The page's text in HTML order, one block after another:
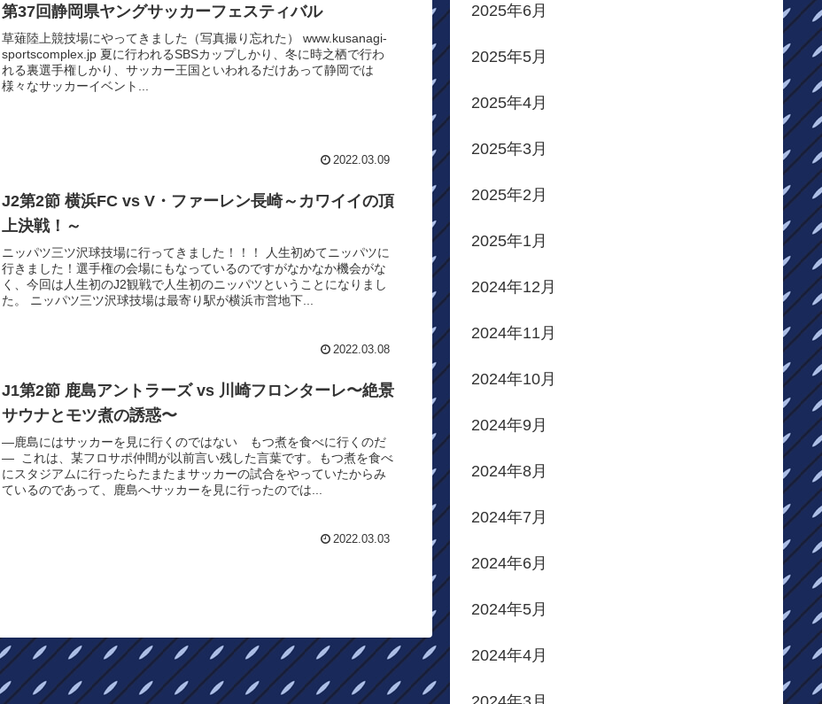
第37回静岡県ヤングサッカーフェスティバル
草薙陸上競技場にやってきました（写真撮り忘れた） www.kusanagi-
sportscomplex.jp 夏に行われるSBSカップしかり、冬に時之栖で行わ
れる裏選手権しかり、サッカー王国といわれるだけあって静岡では
様々なサッカーイベント...
2022.03.09
J2第2節 横浜FC vs V・ファーレン長崎～カワイイの頂
上決戦！～
ニッパツ三ツ沢球技場に行ってきました！！！ 人生初めてニッパツに
行きました！選手権の会場にもなっているのですがなかなか機会がな
く、今回は人生初のJ2観戦で人生初のニッパツということになりまし
た。 ニッパツ三ツ沢球技場は最寄り駅が横浜市営地下...
2022.03.08
J1第2節 鹿島アントラーズ vs 川崎フロンターレ〜絶景
サウナとモツ煮の誘惑〜
―鹿島にはサッカーを見に行くのではない もつ煮を食べに行くのだ
― これは、某フロサポ仲間が以前言い残した言葉です。もつ煮を食べ
にスタジアムに行ったらたまたまサッカーの試合をやっていたからみ
ているのであって、鹿島へサッカーを見に行ったのでは...
2022.03.03
2025年6月
2025年5月
2025年4月
2025年3月
2025年2月
2025年1月
2024年12月
2024年11月
2024年10月
2024年9月
2024年8月
2024年7月
2024年6月
2024年5月
2024年4月